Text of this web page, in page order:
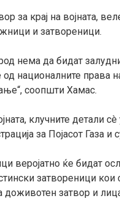
за крај на војната,
и затвореници.
нема да бидат
националните права
соопшти Хамас.
клучните детали
за Појасот Газа и
веројатно ќе бидат
затвореници
доживотен затвор и